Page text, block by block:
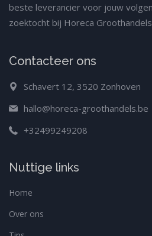
beste leverancier voor jouw
zoektocht bij Horeca
Contacteer ons
Schavert 12, 3520 Zonhoven
hallo@horeca-groothandels.be
+32499249208
Nuttige links
Home
Over ons